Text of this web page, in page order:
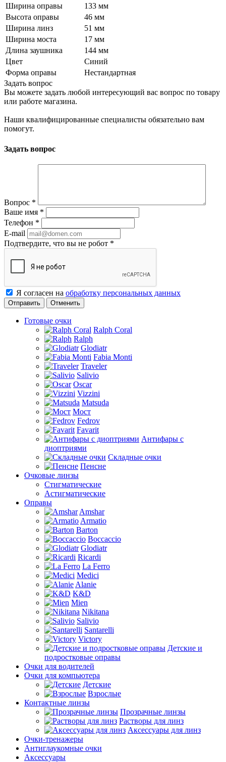
Ширина оправы
133 мм
Высота оправы
46 мм
Ширина линз
51 мм
Ширина моста
17 мм
Длина заушника
144 мм
Цвет
Синий
Форма оправы
Нестандартная
Задать вопрос
Вы можете задать любой интересующий вас вопрос по товару
или работе магазина.
Наши квалифицированные специалисты обязательно вам
помогут.
Задать вопрос
Вопрос *
Ваше имя *
Телефон *
E-mail
Подтвердите, что вы не робот *
Я согласен на обработку персональных данных
Отменить
Готовые очки
Ralph Coral
Ralph
Glodiatr
Fabia Monti
Traveler
Salivio
Oscar
Vizzini
Matsuda
Мост
Fedrov
Favarit
Антифары с
диоптриями
Складные очки
Пенсне
Очковые линзы
Стигматические
Астигматические
Оправы
Amshar
Armatio
Barton
Boccaccio
Glodiatr
Ricardi
La Ferro
Medici
Alanie
K&D
Mien
Nikitana
Salivio
Santarelli
Victory
Детские и
подростковые оправы
Очки для водителей
Очки для компьютера
Детские
Взрослые
Контактные линзы
Прозрачные линзы
Растворы для линз
Аксессуары для линз
Очки-тренажеры
Антиглаукомные очки
Аксессуары